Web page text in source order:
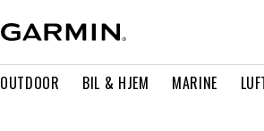
OUTDOOR BIL & HJEM MARINE